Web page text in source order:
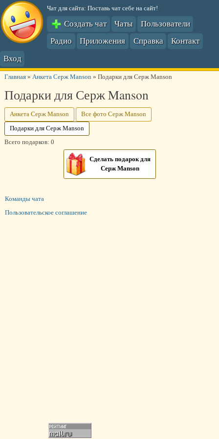
Чат для сайта: Поставь чат себе на сайт!
Создать чат Чаты
Пользователи
Радио
Приложения Справка
Контакт
Вход
Главная» Анкета Серж Manson» Подарки для Серж Manson
Подарки для Серж Manson
Анкета Серж Manson Все фото Серж Manson
Подарки для Серж Manson
Всего подарков: 0
Сделать подарок для
Серж Manson
Команды чата
Пользовательское соглашение